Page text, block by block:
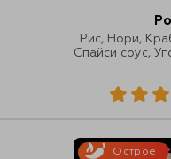
Рис, Нори,
Спайси соус,
Острое